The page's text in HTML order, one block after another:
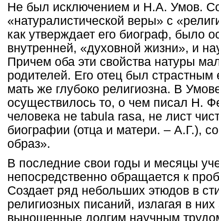
Не был исключением и Н.А. Умов.
«натуралистической веры» с
как утверждает его биограф, было
внутренней, «духовной жизни», и
Причем оба эти свойства натуры
родителей. Его отец был страстным
мать же глубоко религиозна. В
осуществилось то, о чем писал Н.
человека не tabula rasa, не лист
биографии (отца и матери. – А.Г.),
образ».
В последние свои годы и месяцы
непосредственно обращается к
Создает ряд небольших этюдов в
религиозных писаний, излагая в
выношенные долгим научным